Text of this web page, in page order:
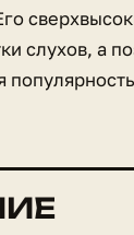
слухов, а